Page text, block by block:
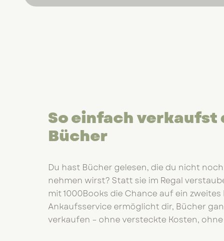
So einfach verkaufst
Bücher
Du hast Bücher gelesen, die du nicht
nehmen wirst? Statt sie im Regal
mit 1000Books die Chance auf ein zweites
Ankaufsservice ermöglicht dir, Bücher
verkaufen – ohne versteckte Kosten,